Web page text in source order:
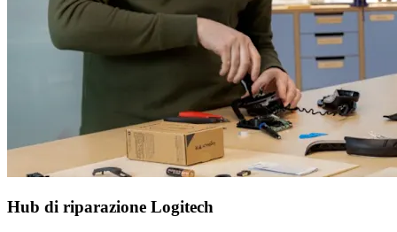
Hub di riparazione Logitech